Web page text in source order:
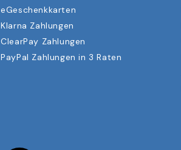
eGeschenkkarten
Klarna Zahlungen
ClearPay Zahlungen
PayPal Zahlungen in 3 Raten